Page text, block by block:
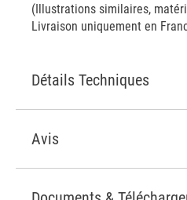
(Illustrations similaires,
Livraison uniquement en
Détails Techniques
Avis